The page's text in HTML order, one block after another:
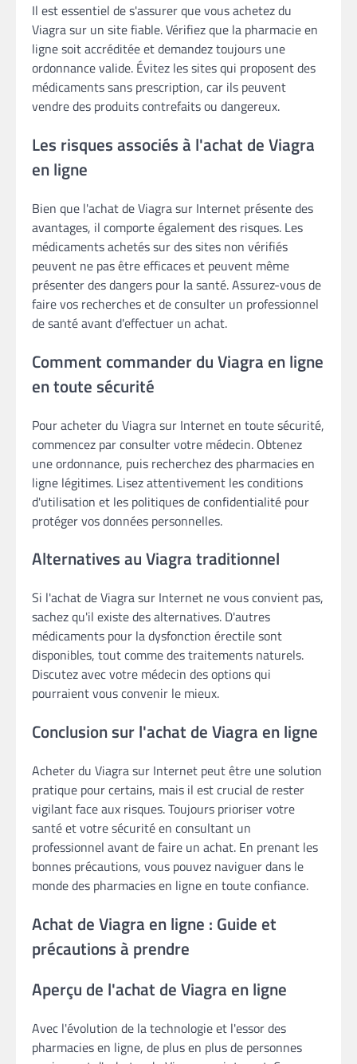
Il est essentiel de s'assurer que vous achetez du
Viagra sur un site fiable. Vérifiez que la pharmacie en
ligne soit accréditée et demandez toujours une
ordonnance valide. Évitez les sites qui proposent des
médicaments sans prescription, car ils peuvent
vendre des produits contrefaits ou dangereux.
Les risques associés à l'achat de Viagra
en ligne
Bien que l'achat de Viagra sur Internet présente des
avantages, il comporte également des risques. Les
médicaments achetés sur des sites non vérifiés
peuvent ne pas être efficaces et peuvent même
présenter des dangers pour la santé. Assurez-vous de
faire vos recherches et de consulter un professionnel
de santé avant d'effectuer un achat.
Comment commander du Viagra en ligne
en toute sécurité
Pour acheter du Viagra sur Internet en toute sécurité,
commencez par consulter votre médecin. Obtenez
une ordonnance, puis recherchez des pharmacies en
ligne légitimes. Lisez attentivement les conditions
d'utilisation et les politiques de confidentialité pour
protéger vos données personnelles.
Alternatives au Viagra traditionnel
Si l'achat de Viagra sur Internet ne vous convient pas,
sachez qu'il existe des alternatives. D'autres
médicaments pour la dysfonction érectile sont
disponibles, tout comme des traitements naturels.
Discutez avec votre médecin des options qui
pourraient vous convenir le mieux.
Conclusion sur l'achat de Viagra en ligne
Acheter du Viagra sur Internet peut être une solution
pratique pour certains, mais il est crucial de rester
vigilant face aux risques. Toujours prioriser votre
santé et votre sécurité en consultant un
professionnel avant de faire un achat. En prenant les
bonnes précautions, vous pouvez naviguer dans le
monde des pharmacies en ligne en toute confiance.
Achat de Viagra en ligne : Guide et
précautions à prendre
Aperçu de l'achat de Viagra en ligne
Avec l'évolution de la technologie et l'essor des
pharmacies en ligne, de plus en plus de personnes